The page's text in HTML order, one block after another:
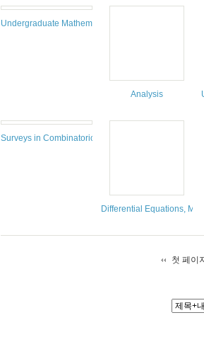
Undergraduate Mathematics for the Life Sciences:
Analysis
Surveys in Combinatorics 2015
Differential Equations,
첫 페이